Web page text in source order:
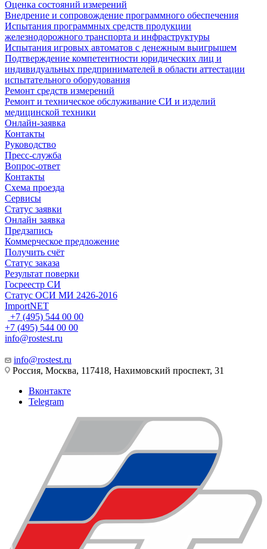
Оценка состояний измерений
Внедрение и сопровождение программного обеспечения
Испытания программных средств продукции
железнодорожного транспорта и инфраструктуры
Испытания игровых автоматов с денежным выигрышем
Подтверждение компетентности юридических лиц и
индивидуальных предпринимателей в области аттестации
испытательного оборудования
Ремонт средств измерений
Ремонт и техническое обслуживание СИ и изделий
медицинской техники
Онлайн-заявка
Контакты
Руководство
Пресс-служба
Вопрос-ответ
Контакты
Схема проезда
Сервисы
Статус заявки
Онлайн заявка
Предзапись
Коммерческое предложение
Получить счёт
Статус заказа
Результат поверки
Госреестр СИ
Статус ОСИ МИ 2426-2016
ImportNET
+7 (495) 544 00 00
+7 (495) 544 00 00
info@rostest.ru
info@rostest.ru
Россия, Москва, 117418, Нахимовский проспект, 31
Вконтакте
Telegram